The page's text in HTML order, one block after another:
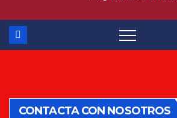
CONTACTA CON NOSOTROS